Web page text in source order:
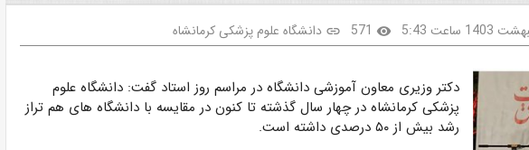
visibility
571
link دانشگاه علوم پزشکی کرمانشاه
دکتر وزیری معاون آموزشی دانشگاه در مراسم روز استاد گفت: دانشگاه علوم
پزشکی کرمانشاه در چهار سال گذشته تا کنون در مقایسه با دانشگاه های هم تراز
رشد بیش از ۵۰ درصدی داشته است.